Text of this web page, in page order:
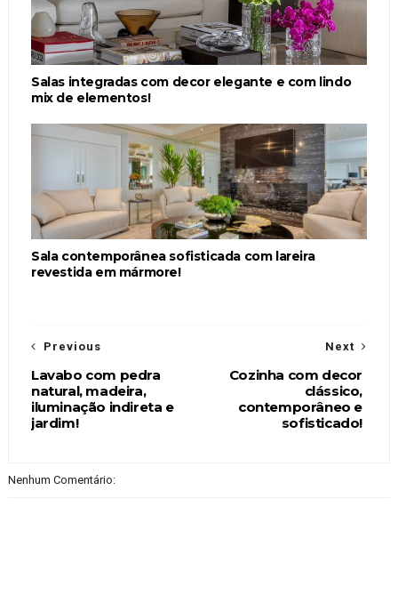
Salas integradas com decor elegante e com lindo
mix de elementos!
Sala contemporânea sofisticada com lareira
revestida em mármore!
Next
Cozinha com decor
clássico,
contemporâneo e
sofisticado!
Previous
Lavabo com pedra
natural, madeira,
iluminação indireta e
jardim!
Nenhum Comentário: